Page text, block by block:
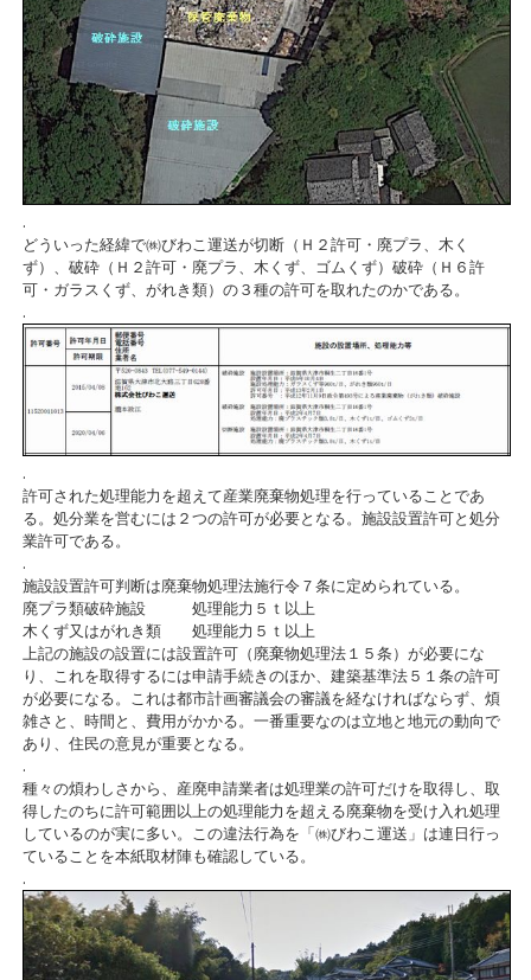
.
どういった経緯で㈱びわこ運送が切断（Ｈ２許可・廃プラ、木く
ず）、破砕（Ｈ２許可・廃プラ、木くず、ゴムくず）破砕（Ｈ６許
可・ガラスくず、がれき類）の３種の許可を取れたのかである。
.
.
許可された処理能力を超えて産業廃棄物処理を行っていることであ
る。処分業を営むには２つの許可が必要となる。施設設置許可と処分
業許可である。
.
施設設置許可判断は廃棄物処理法施行令７条に定められている。
廃プラ類破砕施設 処理能力５ｔ以上
木くず又はがれき類 処理能力５ｔ以上
上記の施設の設置には設置許可（廃棄物処理法１５条）が必要にな
り、これを取得するには申請手続きのほか、建築基準法５１条の許可
が必要になる。これは都市計画審議会の審議を経なければならず、煩
雑さと、時間と、費用がかかる。一番重要なのは立地と地元の動向で
あり、住民の意見が重要となる。
.
種々の煩わしさから、産廃申請業者は処理業の許可だけを取得し、取
得したのちに許可範囲以上の処理能力を超える廃棄物を受け入れ処理
しているのが実に多い。この違法行為を「㈱びわこ運送」は連日行っ
ていることを本紙取材陣も確認している。
.